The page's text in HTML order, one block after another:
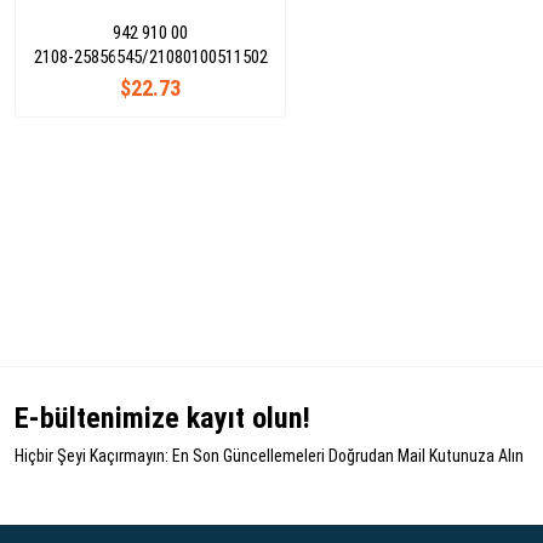
942 910 00
$22.73
2108-25856545/21080100511502
E-bültenimize kayıt olun!
Hiçbir Şeyi Kaçırmayın: En Son Güncellemeleri Doğrudan Mail Kutunuza Alın